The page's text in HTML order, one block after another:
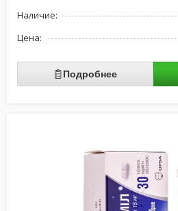
Наличие:
Цена:
Подробнее